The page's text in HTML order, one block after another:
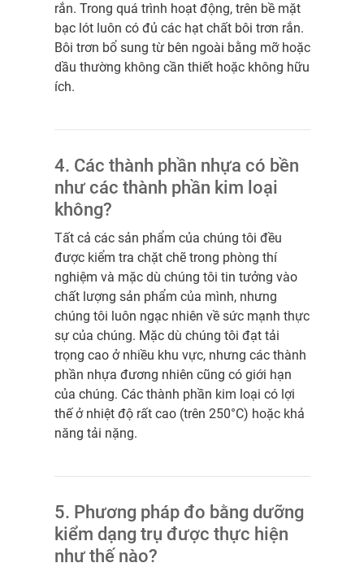
rắn. Trong quá trình hoạt động, trên bề mặt
bạc lót luôn có đủ các hạt chất bôi trơn rắn.
Bôi trơn bổ sung từ bên ngoài bằng mỡ hoặc
dầu thường không cần thiết hoặc không hữu
ích.
4. Các thành phần nhựa có bền
như các thành phần kim loại
không?
Tất cả các sản phẩm của chúng tôi đều
được kiểm tra chặt chẽ trong phòng thí
nghiệm và mặc dù chúng tôi tin tưởng vào
chất lượng sản phẩm của mình, nhưng
chúng tôi luôn ngạc nhiên về sức mạnh thực
sự của chúng. Mặc dù chúng tôi đạt tải
trọng cao ở nhiều khu vực, nhưng các thành
phần nhựa đương nhiên cũng có giới hạn
của chúng. Các thành phần kim loại có lợi
thế ở nhiệt độ rất cao (trên 250°C) hoặc khả
năng tải nặng.
5. Phương pháp đo bằng dưỡng
kiểm dạng trụ được thực hiện
như thế nào?